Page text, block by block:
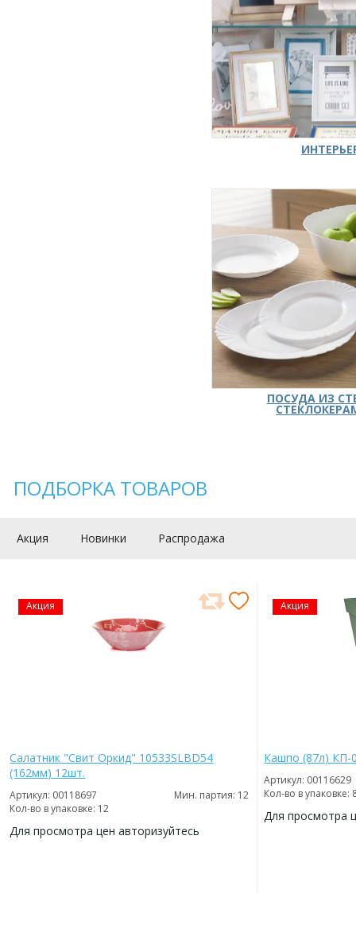
ПОСУДА ИЗ
ПОДБОРКА ТОВАРОВ
Акция Новинки Распродажа
Акция
Салатник "Свит Оркид" 10533SLBD54
(162мм) 12шт.
Артикул: 00118697
Мин. партия: 12
Кол-во в упаковке: 12
Для просмотра цен авторизуйтесь
Акция
Кашпо (87л) КП-
Артикул: 00116629
Кол-во в упаковке:
Для просмотра